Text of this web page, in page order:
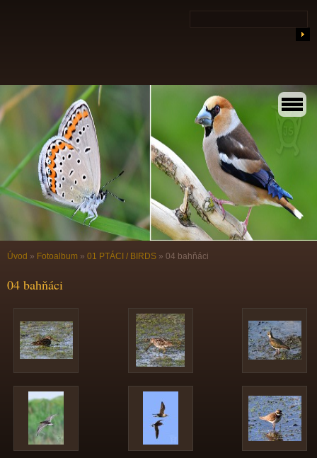
Úvod » Fotoalbum » 01 PTÁCI / BIRDS » 04 bahňáci
04 bahňáci